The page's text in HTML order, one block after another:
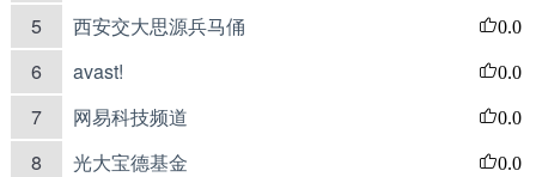
5 西安交大思源兵马俑 0.0
6 avast! 0.0
7 网易科技频道 0.0
8 光大宝德基金 0.0